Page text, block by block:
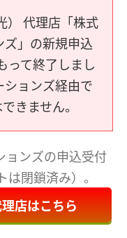
） 代理店「株式
」の新規申込
って終了しまし
ョンズ経由で
きません。
ンズの申込受付
閉鎖済み）。
店はこちら